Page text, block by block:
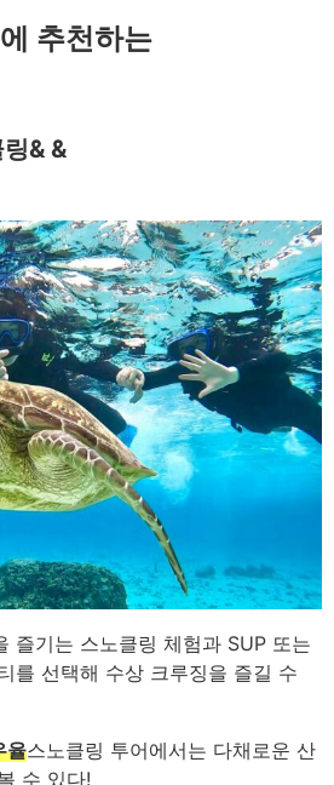
추천하는
& &
즐기는 스노클링 체험과 SUP 또는
를 선택해 수상 크루징을 즐길 수
율스노클링 투어에서는 다채로운 산
수 있다!